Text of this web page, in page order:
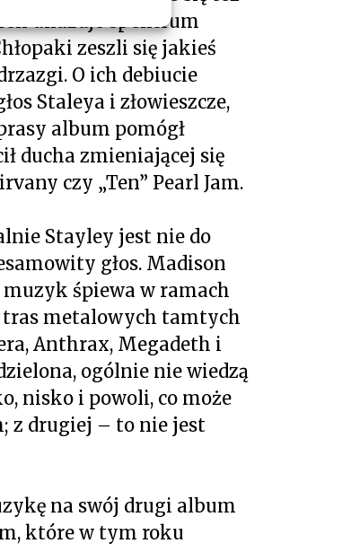
ukazuje spektrum
zeszli się jakieś
O ich debiucie
Staleya i złowieszcze,
album pomógł
ducha zmieniającej się
czy „Ten” Pearl Jam.
Stayley jest nie do
głos. Madison
muzyk śpiewa w ramach
tras metalowych tamtych
Anthrax, Megadeth i
ogólnie nie wiedzą
nisko i powoli, co może
z drugiej – to nie jest
na swój drugi album
które w tym roku